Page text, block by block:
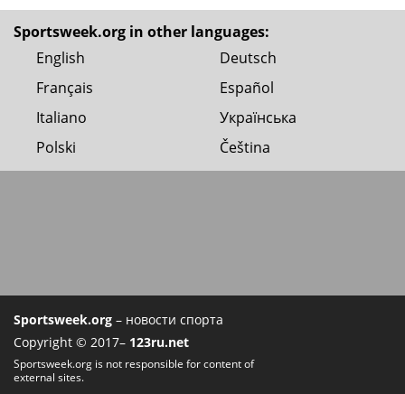
Sportsweek.org in other languages:
English
Deutsch
Français
Español
Italiano
Українська
Polski
Čeština
Sportsweek.org – новости спорта
Copyright © 2017– 123ru.net
Sportsweek.org is not responsible for content of
external sites.